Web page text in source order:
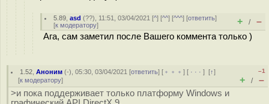
5.89 ,asd (??), 11:51, 03/04/2021 [^] [^^] [^^^] [ответить]
[к модератору] + / –
Ага, сам заметил после Вашего коммента только )
1.52 ,Аноним (-), 05:30, 03/04/2021 [ответить] [ ﹢﹢﹢] [ · · ·][↑]
[к модератору]
–1
+ / –
>и пока поддерживает только платформу Windows и